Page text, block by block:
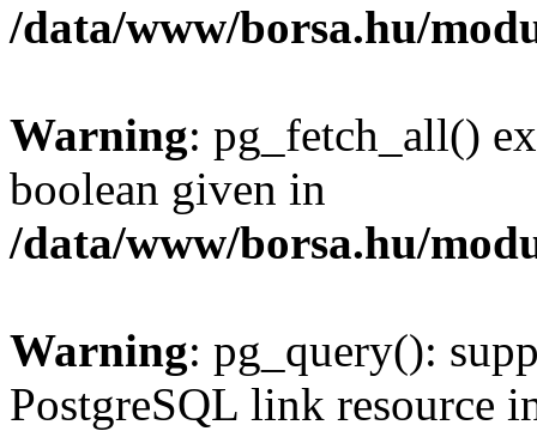
/data/www/borsa.hu/
Warning: pg_fetch_all()
boolean given in
/data/www/borsa.hu/
Warning: pg_query():
PostgreSQL link resource